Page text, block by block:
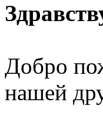
Добро
нашей